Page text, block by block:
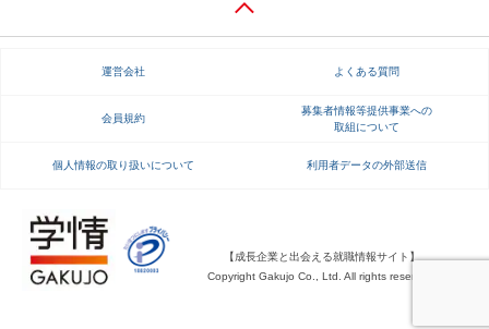
運営会社 よくある質問
会員規約
募集者情報等提供事業への
取組について
個人情報の取り扱いについて 利用者データの外部送信
【成長企業と出会える就職情報サイト】
Copyright Gakujo Co., Ltd. All rights reserved.